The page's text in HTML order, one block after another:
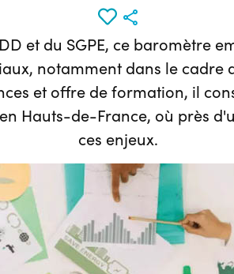
et du SGPE, ce
notamment dans le cadre
et offre de formation, il
Hauts-de-France, où près
ces enjeux.